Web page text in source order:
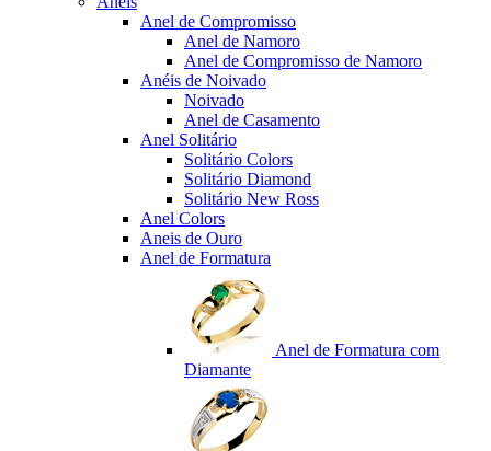
Anel de Compromisso
Anel de Namoro
Anel de Compromisso de Namoro
Anéis de Noivado
Noivado
Anel de Casamento
Anel Solitário
Solitário Colors
Solitário Diamond
Solitário New Ross
Anel Colors
Aneis de Ouro
Anel de Formatura
Anel de Formatura com
Diamante